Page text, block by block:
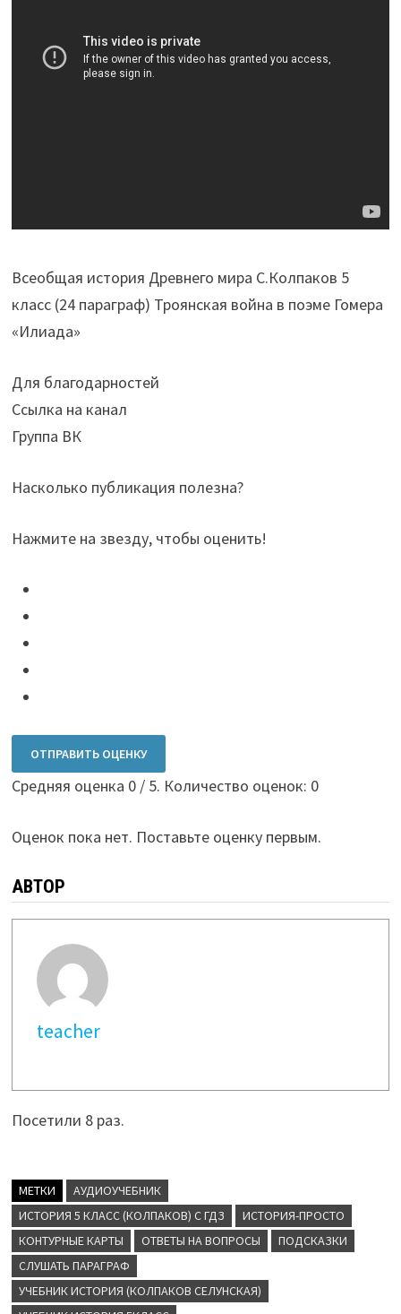
Всеобщая история Древнего мира С.Колпаков 5
класс (24 параграф) Троянская война в поэме Гомера
«Илиада»
Для благодарностей
Ссылка на канал
Группа ВК
Насколько публикация полезна?
Нажмите на звезду, чтобы оценить!
ОТПРАВИТЬ ОЦЕНКУ
Средняя оценка 0/ 5. Количество оценок: 0
Оценок пока нет. Поставьте оценку первым.
АВТОР
teacher
Посетили 8 раз.
МЕТКИ
АУДИОУЧЕБНИК
ИСТОРИЯ 5 КЛАСС (КОЛПАКОВ) С ГДЗ
ИСТОРИЯ-ПРОСТО
КОНТУРНЫЕ КАРТЫ
ОТВЕТЫ НА ВОПРОСЫ
ПОДСКАЗКИ
СЛУШАТЬ ПАРАГРАФ
УЧЕБНИК ИСТОРИЯ (КОЛПАКОВ СЕЛУНСКАЯ)